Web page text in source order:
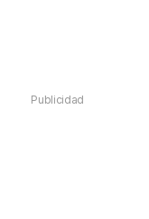
Publicidad